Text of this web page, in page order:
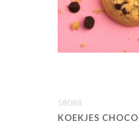
58088
KOEKJES